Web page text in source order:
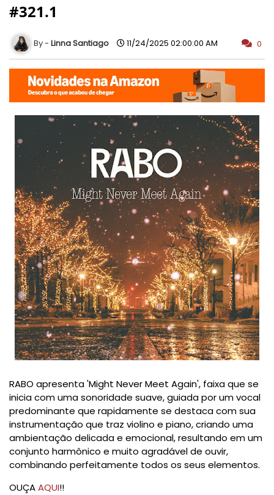
#321.1
Linna Santiago 11/24/2025 02:00:00 AM 0
RABO apresenta 'Might Never Meet Again', faixa que se
inicia com uma sonoridade suave, guiada por um vocal
predominante que rapidamente se destaca com sua
instrumentação que traz violino e piano, criando uma
ambientação delicada e emocional, resultando em um
conjunto harmônico e muito agradável de ouvir,
combinando perfeitamente todos os seus elementos.
OUÇAAQUI!!